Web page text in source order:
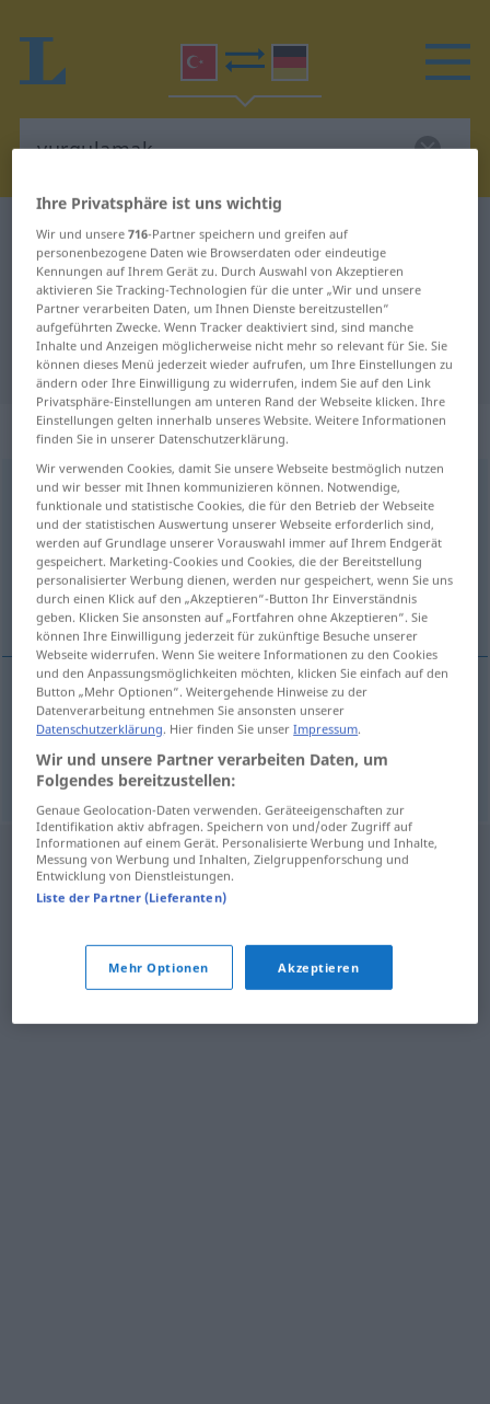
Türkisch-Deutsch Wörterbuch vurgulamak
Türkisch-Deutsch Übersetzung für
"vurgulamak"
"vurgulamak" Deutsch Übersetzung
„vurgulamak“: geçişli fiil
vurgulamakv/t
Übersicht aller Übersetzungen
(Für mehr Details die Übersetzung anklicken/antippen)
betonen, hervorheben
betonen vurgulamak
hervorheben vurgulamak
Ihre Privatsphäre ist uns wichtig
Wir und unsere716-Partner speichern und greifen auf
personenbezogene Daten wie Browserdaten oder eindeutige
Kennungen auf Ihrem Gerät zu. Durch Auswahl von Akzeptieren
aktivieren Sie Tracking-Technologien für die unter „Wir und unsere
Partner verarbeiten Daten, um Ihnen Dienste bereitzustellen“
aufgeführten Zwecke. Wenn Tracker deaktiviert sind, sind manche
Inhalte und Anzeigen möglicherweise nicht mehr so relevant für Sie. Sie
können dieses Menü jederzeit wieder aufrufen, um Ihre Einstellungen zu
ändern oder Ihre Einwilligung zu widerrufen, indem Sie auf den Link
Privatsphäre-Einstellungen am unteren Rand der Webseite klicken. Ihre
Einstellungen gelten innerhalb unseres Website. Weitere Informationen
finden Sie in unserer Datenschutzerklärung.
Wir verwenden Cookies, damit Sie unsere Webseite bestmöglich nutzen
und wir besser mit Ihnen kommunizieren können. Notwendige,
funktionale und statistische Cookies, die für den Betrieb der Webseite
und der statistischen Auswertung unserer Webseite erforderlich sind,
werden auf Grundlage unserer Vorauswahl immer auf Ihrem Endgerät
gespeichert. Marketing-Cookies und Cookies, die der Bereitstellung
personalisierter Werbung dienen, werden nur gespeichert, wenn Sie uns
durch einen Klick auf den „Akzeptieren“-Button Ihr Einverständnis
geben. Klicken Sie ansonsten auf „Fortfahren ohne Akzeptieren“. Sie
können Ihre Einwilligung jederzeit für zukünftige Besuche unserer
Webseite widerrufen. Wenn Sie weitere Informationen zu den Cookies
und den Anpassungsmöglichkeiten möchten, klicken Sie einfach auf den
Button „Mehr Optionen“. Weitergehende Hinweise zu der
Datenverarbeitung entnehmen Sie ansonsten unserer
Datenschutzerklärung. Hier finden Sie unserImpressum.
Wir und unsere Partner verarbeiten Daten, um
Folgendes bereitzustellen:
Genaue Geolocation-Daten verwenden. Geräteeigenschaften zur
Identifikation aktiv abfragen. Speichern von und/oder Zugriff auf
Informationen auf einem Gerät. Personalisierte Werbung und Inhalte,
Messung von Werbung und Inhalten, Zielgruppenforschung und
Entwicklung von Dienstleistungen.
Liste der Partner (Lieferanten)
Mehr Optionen Akzeptieren